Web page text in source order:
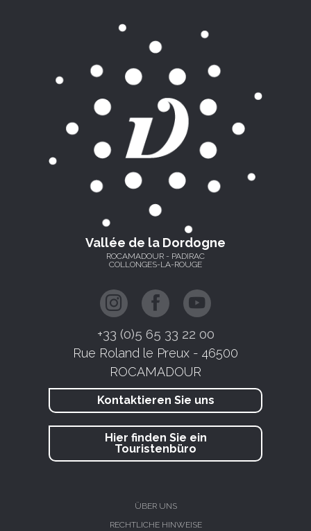
Vallée de la Dordogne
ROCAMADOUR - PADIRAC
COLLONGES-LA-ROUGE
+33 (0)5 65 33 22 00
Rue Roland le Preux - 46500
ROCAMADOUR
Kontaktieren Sie uns
Hier finden Sie ein
Touristenbüro
ÜBER UNS
RECHTLICHE HINWEISE